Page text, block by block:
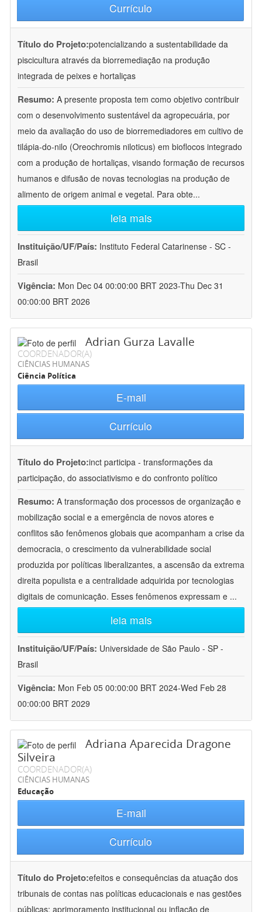
Currículo
Título do Projeto:potencializando a sustentabilidade da
piscicultura através da biorremediação na produção
integrada de peixes e hortaliças
Resumo: A presente proposta tem como objetivo contribuir
com o desenvolvimento sustentável da agropecuária, por
meio da avaliação do uso de biorremediadores em cultivo de
tilápia-do-nilo (Oreochromis niloticus) em bioflocos integrado
com a produção de hortaliças, visando formação de recursos
humanos e difusão de novas tecnologias na produção de
alimento de origem animal e vegetal. Para obte...
leia mais
Instituição/UF/País: Instituto Federal Catarinense - SC -
Brasil
Vigência: Mon Dec 04 00:00:00 BRT 2023-Thu Dec 31
00:00:00 BRT 2026
Adrian Gurza Lavalle
COORDENADOR(A)
CIÊNCIAS HUMANAS
Ciência Política
E-mail
Currículo
Título do Projeto:inct participa - transformações da
participação, do associativismo e do confronto político
Resumo: A transformação dos processos de organização e
mobilização social e a emergência de novos atores e
conflitos são fenômenos globais que acompanham a crise da
democracia, o crescimento da vulnerabilidade social
produzida por políticas liberalizantes, a ascensão da extrema
direita populista e a centralidade adquirida por tecnologias
digitais de comunicação. Esses fenômenos expressam e ...
leia mais
Instituição/UF/País: Universidade de São Paulo - SP -
Brasil
Vigência: Mon Feb 05 00:00:00 BRT 2024-Wed Feb 28
00:00:00 BRT 2029
Adriana Aparecida Dragone
Silveira
COORDENADOR(A)
CIÊNCIAS HUMANAS
Educação
E-mail
Currículo
Título do Projeto:efeitos e consequências da atuação dos
tribunais de contas nas políticas educacionais e nas gestões
públicas: aprimoramento institucional ou inflação de